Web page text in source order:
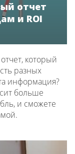
отчет
и ROI
который
разных
информация?
больше
и сможете